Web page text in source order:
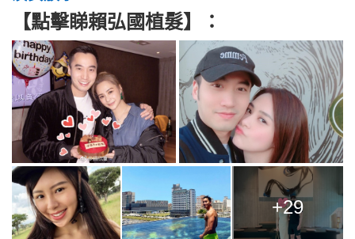
【點擊睇賴弘國植髮】：
+29